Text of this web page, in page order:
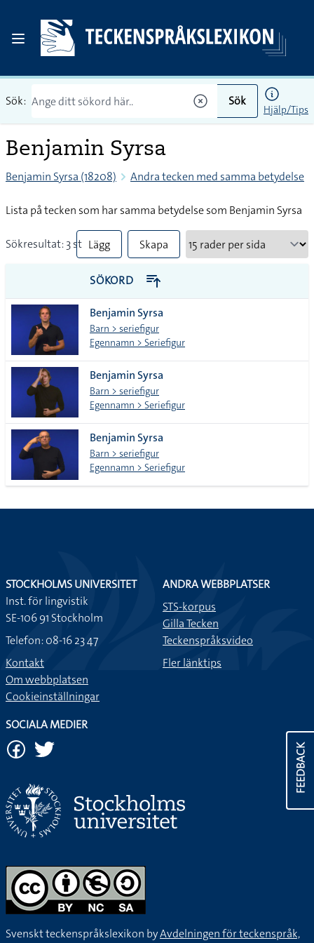
Sök: Sök
Hjälp/Tips
Benjamin Syrsa
Benjamin Syrsa (18208) Andra tecken med samma betydelse
Lista på tecken som har samma betydelse som Benjamin Syrsa
Sökresultat: 3 st Lägg
till
alla i
lista
Skapa
PDF
SÖKORD
Benjamin Syrsa
Barn > seriefigur
Egennamn > Seriefigur
Benjamin Syrsa
Barn > seriefigur
Egennamn > Seriefigur
Benjamin Syrsa
Barn > seriefigur
Egennamn > Seriefigur
FEEDBACK
STOCKHOLMS UNIVERSITET
Inst. för lingvistik
SE-106 91 Stockholm
Telefon: 08-16 23 47
Kontakt
Om webbplatsen
Cookieinställningar
ANDRA WEBBPLATSER
STS-korpus
Gilla Tecken
Teckenspråksvideo
Fler länktips
SOCIALA MEDIER
Svenskt teckenspråkslexikon byAvdelningen för teckenspråk,